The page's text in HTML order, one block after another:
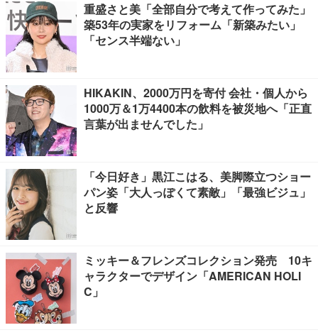
重盛さと美「全部自分で考えて作ってみた」
築53年の実家をリフォーム「新築みたい」
「センス半端ない」
HIKAKIN、2000万円を寄付 会社・個人から
1000万＆1万4400本の飲料を被災地へ「正直
言葉が出ませんでした」
「今日好き」黒江こはる、美脚際立つショー
パン姿「大人っぽくて素敵」「最強ビジュ」
と反響
ミッキー＆フレンズコレクション発売 10キ
ャラクターでデザイン「AMERICAN HOLI
C」